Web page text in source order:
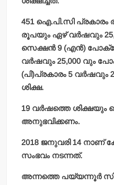
451 ഐ.പി.സി പ്രകാരം
രൂപയും ഏഴ് വര്‍ഷവും
സെക്ഷന്‍ 9 (എന്‍)
വര്‍ഷവും 25,000 വും
(പി)പ്രകാരം 5
ശിക്ഷ.
19 വര്‍ഷത്തെ ശിക്ഷയും
അനുഭവിക്കണം.
2018 ജനുവരി 14 നാണ്
സംഭവം നടന്നത്.
അന്നത്തെ പയ്യന്നൂര്‍